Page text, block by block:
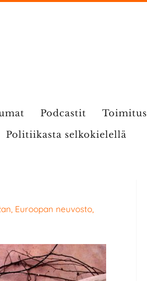
Podcastit Toimitus
Politiikasta selkokielellä
Euroopan neuvosto